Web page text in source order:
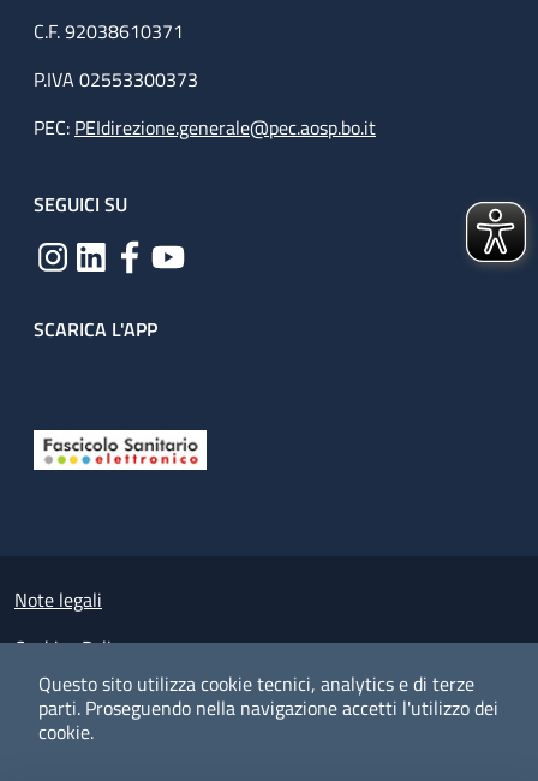
Questo sito utilizza cookie tecnici, analytics e di terze
parti. Proseguendo nella navigazione accetti l'utilizzo dei
cookie.
C.F. 92038610371
P.IVA 02553300373
PEC: PEIdirezione.generale@pec.aosp.bo.it
SEGUICI SU
SCARICA L'APP
Small prints
Note legali
Cookies Policy
Policy privacy e protezione del dato personale
Albo pretorio on-line